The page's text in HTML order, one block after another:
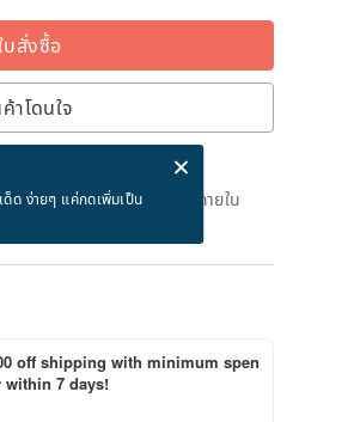
บสั่งซื้อ
าโดนใจ
ด็ด ง่ายๆ แค่กดเพิ่มเป็น
า!
ชำระเงิน สั่งตอนนี้จะได้รับภายใน
off shipping with minimum spen
7 days!